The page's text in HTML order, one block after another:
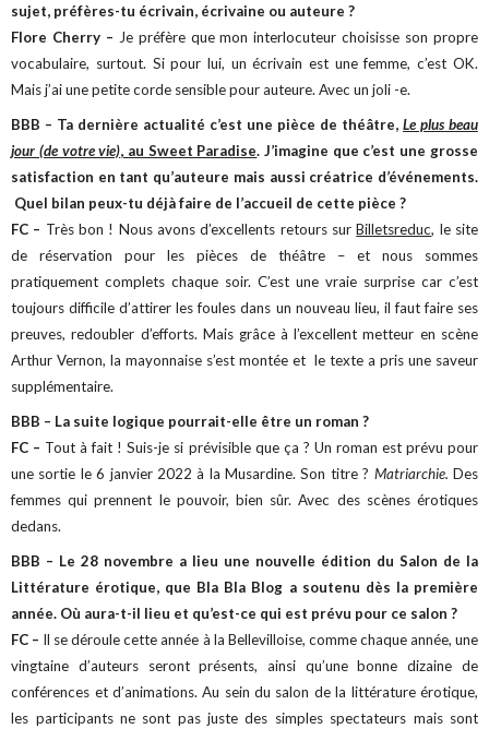
sujet, préfères-tu écrivain, écrivaine ou auteure ?
Flore Cherry – Je préfère que mon interlocuteur choisisse son propre
vocabulaire, surtout. Si pour lui, un écrivain est une femme, c’est OK.
Mais j’ai une petite corde sensible pour auteure. Avec un joli -e.
BBB – Ta dernière actualité c’est une pièce de théâtre, Le plus beau
jour (de votre vie), au Sweet Paradise. J’imagine que c’est une grosse
satisfaction en tant qu’auteure mais aussi créatrice d’événements.
Quel bilan peux-tu déjà faire de l’accueil de cette pièce ?
FC – Très bon ! Nous avons d’excellents retours surBilletsreduc, le site
de réservation pour les pièces de théâtre – et nous sommes
pratiquement complets chaque soir. C’est une vraie surprise car c’est
toujours difficile d’attirer les foules dans un nouveau lieu, il faut faire ses
preuves, redoubler d’efforts. Mais grâce à l’excellent metteur en scène
Arthur Vernon, la mayonnaise s’est montée et le texte a pris une saveur
supplémentaire.
BBB – La suite logique pourrait-elle être un roman ?
FC – Tout à fait ! Suis-je si prévisible que ça ? Un roman est prévu pour
une sortie le 6 janvier 2022 à la Musardine. Son titre ? Matriarchie. Des
femmes qui prennent le pouvoir, bien sûr. Avec des scènes érotiques
dedans.
BBB – Le 28 novembre a lieu une nouvelle édition du Salon de la
Littérature érotique, que Bla Bla Blog a soutenu dès la première
année. Où aura-t-il lieu et qu’est-ce qui est prévu pour ce salon ?
FC – Il se déroule cette année à la Bellevilloise, comme chaque année, une
vingtaine d’auteurs seront présents, ainsi qu’une bonne dizaine de
conférences et d’animations. Au sein du salon de la littérature érotique,
les participants ne sont pas juste des simples spectateurs mais sont